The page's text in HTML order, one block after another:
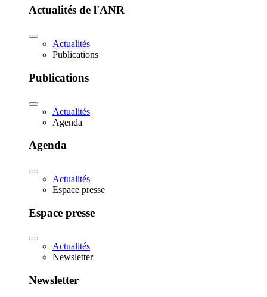
Actualités de l'ANR
Actualités
Publications
Publications
Actualités
Agenda
Agenda
Actualités
Espace presse
Espace presse
Actualités
Newsletter
Newsletter